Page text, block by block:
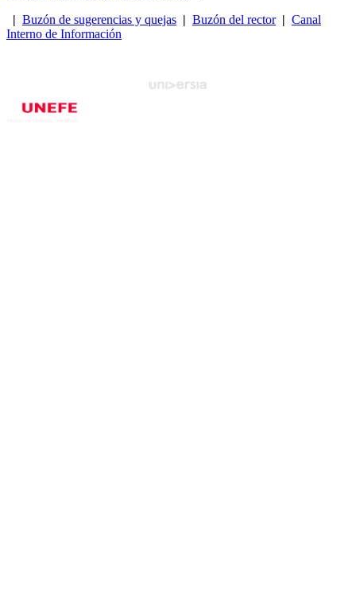
| Buzón de sugerencias y quejas | Buzón del rector| Canal
Interno de Información